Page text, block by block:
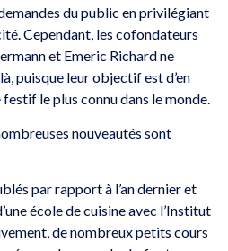
du public en privilégiant
Cependant, les cofondateurs
et Emeric Richard ne
puisque leur objectif est d’en
le plus connu dans le monde.
nouveautés sont
par rapport à l’an dernier et
école de cuisine avec l’Institut
de nombreux petits cours